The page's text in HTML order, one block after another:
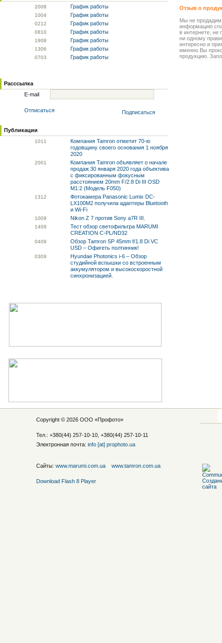
2008 График работы
1004 График работы
0212 График работы
0810 График работы
1908 График работы
1306 График работы
0703 График работы
Расссылка
E-mail
Отписаться Подписаться
Публикации
1011
Компания Tamron отметит 70-ю
годовщину своего основания 1 ноября
2020
2001
Компания Tamron объявляет о начале
продаж 30 января 2020 года объектива
с фиксированным фокусным
расстоянием 20mm F/2.8 Di III OSD
M1:2 (Модель F050)
1312
Фотокамера Panasonic Lumix DC-
LX100M2 получила адаптеры Bluetooth
и Wi-Fi
1009 Nikon Z 7 против Sony a7R III.
1409
Тест обзор светофильтра MARUMI
CREATION C-PL/ND32
0409
Обзор Tamron SP 45mm f/1.8 Di VC
USD – Офигеть полтинник!
0309
Hyundae Photonics i-6 – Обзор
студийной вспышки со встроенным
аккумулятором и высокоскоростной
синхронизацией.
Отзыв о
Мы не
информацию
в интернете, не
ни одному
интересно и
именно Вы
продукцию.
Copyright © 2026 ООО «Профото»
Тел.: +380(44) 257-10-10, +380(44) 257-10-11
Электронная почта: info [at] prophoto.ua
Сайты: www.marumi.com.ua www.tamron.com.ua
Download Flash 8 Player